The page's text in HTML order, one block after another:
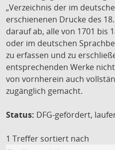
„Verzeichnis der im
erschienenen Drucke des
darauf ab, alle von 1701 bis
oder im deutschen
zu erfassen und zu
entsprechenden Werke
von vornherein auch
zugänglich gemacht.
Status: DFG-gefördert,
1 Treffer sortiert nach